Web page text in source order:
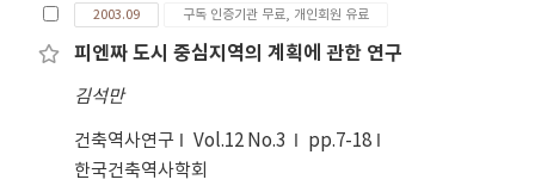
2003.09 구독 인증기관 무료, 개인회원 유료
피엔짜 도시 중심지역의 계획에 관한 연구
김석만
건축역사연구 Vol.12 No.3
pp.7-18
한국건축역사학회